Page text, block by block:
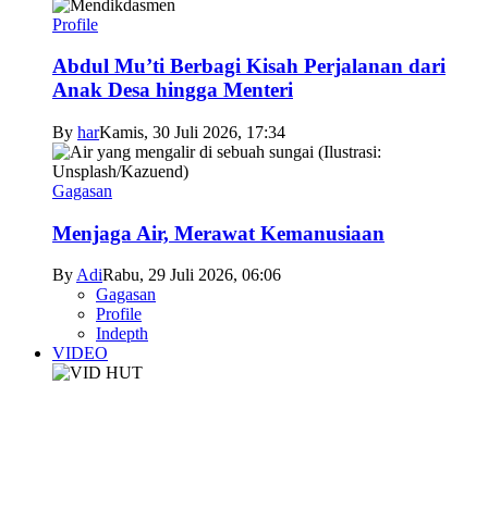
Profile
Abdul Mu’ti Berbagi Kisah Perjalanan dari
Anak Desa hingga Menteri
By harKamis, 30 Juli 2026, 17:34
Gagasan
Menjaga Air, Merawat Kemanusiaan
ByAdiRabu, 29 Juli 2026, 06:06
Gagasan
Profile
Indepth
VIDEO